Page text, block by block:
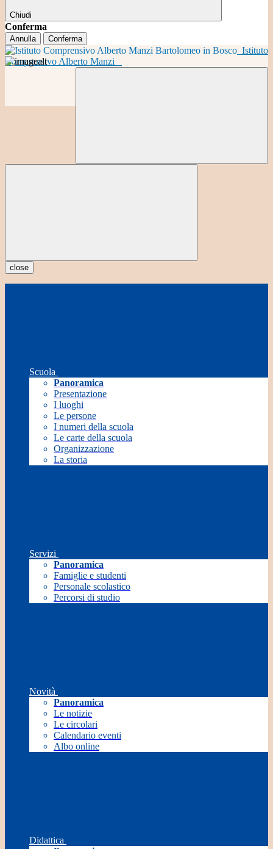
Chiudi
Conferma
Annulla Conferma
Istituto
Comprensivo Alberto Manzi
close
Scuola
Panoramica
Presentazione
I luoghi
Le persone
I numeri della scuola
Le carte della scuola
Organizzazione
La storia
Servizi
Panoramica
Famiglie e studenti
Personale scolastico
Percorsi di studio
Novità
Panoramica
Le notizie
Le circolari
Calendario eventi
Albo online
Didattica